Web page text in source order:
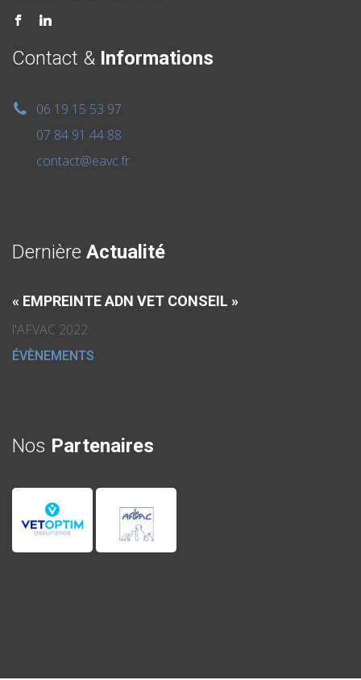
Contact & Informations
06 19 15 53 97
07 84 91 44 88
contact@eavc.fr
Dernière Actualité
« EMPREINTE ADN VET CONSEIL »
l'AFVAC 2022
ÉVÈNEMENTS
Nos Partenaires